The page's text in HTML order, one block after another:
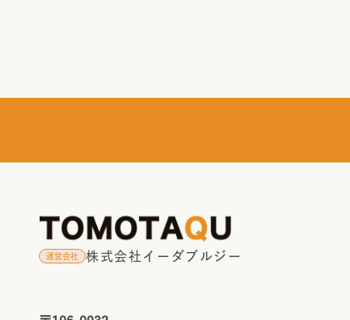
運営会社 株式会社イーダブルジー